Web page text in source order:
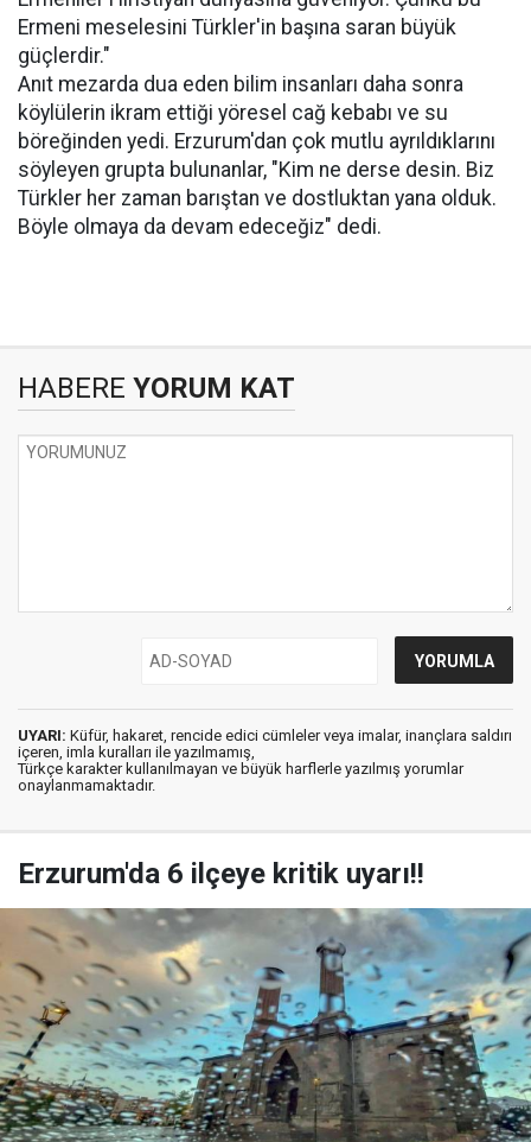
Ermeni meselesini Türkler'in başına saran büyük
güçlerdir."
Anıt mezarda dua eden bilim insanları daha sonra
köylülerin ikram ettiği yöresel cağ kebabı ve su
böreğinden yedi. Erzurum'dan çok mutlu ayrıldıklarını
söyleyen grupta bulunanlar, "Kim ne derse desin. Biz
Türkler her zaman barıştan ve dostluktan yana olduk.
Böyle olmaya da devam edeceğiz" dedi.
HABERE YORUM KAT
UYARI: Küfür, hakaret, rencide edici cümleler veya imalar, inançlara saldırı
içeren, imla kuralları ile yazılmamış,
Türkçe karakter kullanılmayan ve büyük harflerle yazılmış yorumlar
onaylanmamaktadır.
Erzurum'da 6 ilçeye kritik uyarı!!